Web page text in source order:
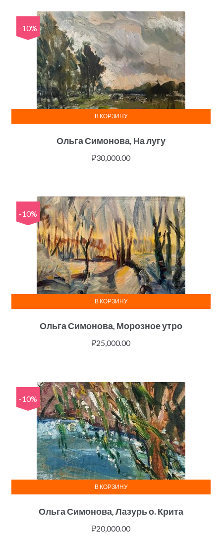
-10%
Ольга Симонова, На лугу
₽30,000.00
В КОРЗИНУ
-10%
Ольга Симонова, Морозное утро
₽25,000.00
В КОРЗИНУ
-10%
Ольга Симонова, Лазурь о. Крита
₽20,000.00
В КОРЗИНУ